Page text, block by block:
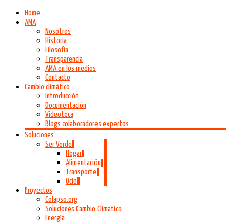
Home
AMA
Nosotros
Historia
Filosofía
Transparencia
AMA en los medios
Contacto
Cambio climático
Introducción
Documentación
Videoteca
Blogs colaboradores expertos
Soluciones
Ser Verde
Hogar
Alimentación
Transporte
Ocio
Proyectos
Colapso.org
Soluciones Cambio Climatico
Energía